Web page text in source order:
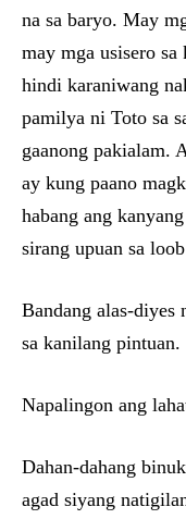
na sa baryo. May
may mga usisero
hindi karaniwang
pamilya ni Toto sa
gaanong pakialam.
ay kung paano
habang ang
sirang upuan sa
Bandang alas-diyes
sa kanilang pintuan.
Napalingon ang
Dahan-dahang
agad siyang